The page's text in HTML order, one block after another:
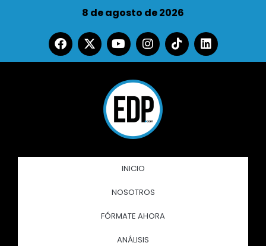
8 de agosto de 2026
INICIO
NOSOTROS
FÓRMATE AHORA
ANÁLISIS